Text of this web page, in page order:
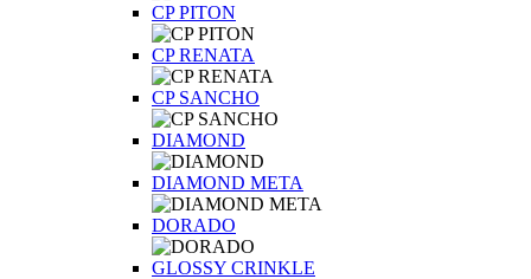
CP PITON
CP RENATA
CP SANCHO
DIAMOND
DIAMOND META
DORADO
GLOSSY CRINKLE